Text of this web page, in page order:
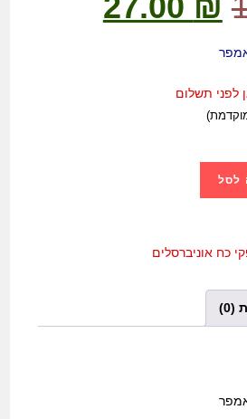
לפני תשלום
לסל
כח אוניברסלים
(0)